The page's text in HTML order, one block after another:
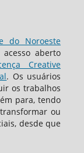
do Noroeste
aberto
Creative
. Os usuários
os trabalhos
para, tendo
ou
desde que